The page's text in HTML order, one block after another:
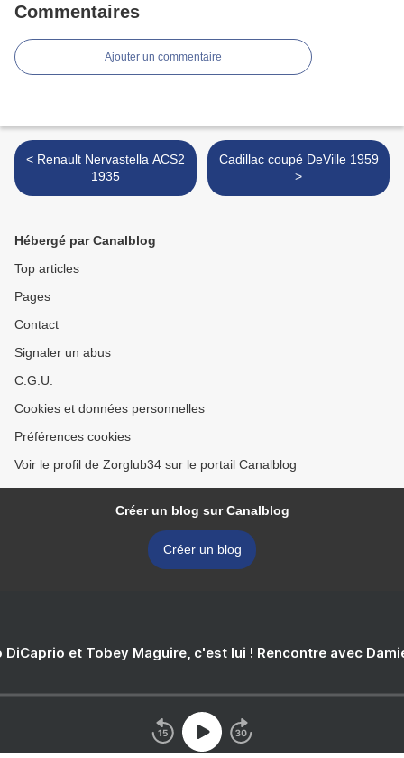
Commentaires
Ajouter un commentaire
< Renault Nervastella ACS2
1935
Cadillac coupé DeVille 1959
>
Hébergé par Canalblog
Top articles
Pages
Contact
Signaler un abus
C.G.U.
Cookies et données personnelles
Préférences cookies
Voir le profil de Zorglub34 sur le portail Canalblog
Créer un blog sur Canalblog
Créer un blog
DiCaprio et Tobey Maguire, c'est lui ! Rencontre avec